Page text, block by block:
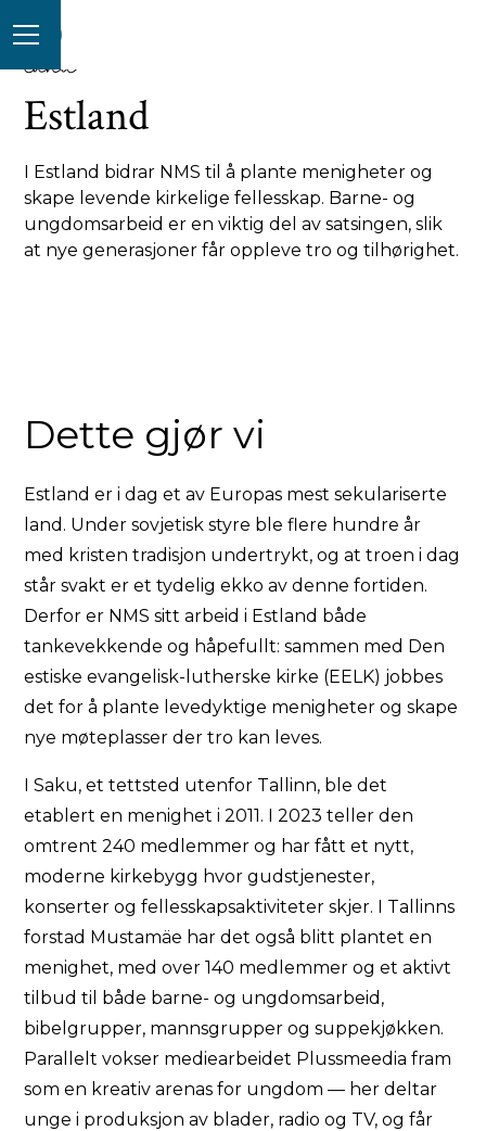
land
Estland
I Estland bidrar NMS til å plante menigheter og
skape levende kirkelige fellesskap. Barne- og
ungdomsarbeid er en viktig del av satsingen, slik
at nye generasjoner får oppleve tro og tilhørighet.
Dette gjør vi
Estland er i dag et av Europas mest sekulariserte
land. Under sovjetisk styre ble flere hundre år
med kristen tradisjon undertrykt, og at troen i dag
står svakt er et tydelig ekko av denne fortiden.
Derfor er NMS sitt arbeid i Estland både
tankevekkende og håpefullt: sammen med Den
estiske evangelisk-lutherske kirke (EELK) jobbes
det for å plante levedyktige menigheter og skape
nye møteplasser der tro kan leves.
I Saku, et tettsted utenfor Tallinn, ble det
etablert en menighet i 2011. I 2023 teller den
omtrent 240 medlemmer og har fått et nytt,
moderne kirkebygg hvor gudstjenester,
konserter og fellesskapsaktiviteter skjer. I Tallinns
forstad Mustamäe har det også blitt plantet en
menighet, med over 140 medlemmer og et aktivt
tilbud til både barne- og ungdomsarbeid,
bibelgrupper, mannsgrupper og suppekjøkken.
Parallelt vokser mediearbeidet Plussmeedia fram
som en kreativ arenas for ungdom — her deltar
unge i produksjon av blader, radio og TV, og får